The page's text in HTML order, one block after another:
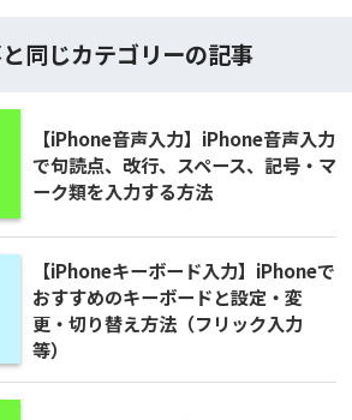
同じカテゴリーの記事
【iPhone音声入力】iPhone音声入力
で句読点、改行、スペース、記号・マ
ーク類を入力する方法
【iPhoneキーボード入力】iPhoneで
おすすめのキーボードと設定・変
更・切り替え方法（フリック入力
等）